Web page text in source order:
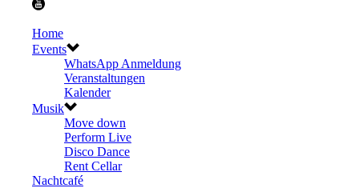
Home
Events
WhatsApp Anmeldung
Veranstaltungen
Kalender
Musik
Move down
Perform Live
Disco Dance
Rent Cellar
Nachtcafé